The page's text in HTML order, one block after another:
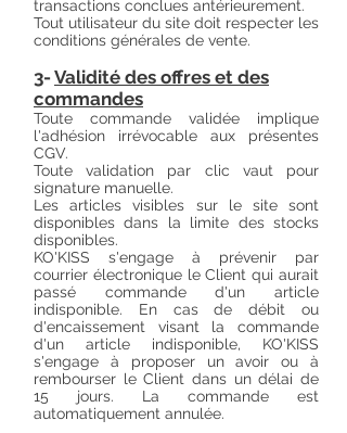
transactions conclues antérieurement.
Tout utilisateur du site doit respecter les
conditions générales de vente.
3-Validité des offres et des
commandes
Toute commande validée implique
l'adhésion irrévocable aux présentes
CGV.
Toute validation par clic vaut pour
signature manuelle.
Les articles visibles sur le site sont
disponibles dans la limite des stocks
disponibles.
KO'KISS s'engage à prévenir par
courrier électronique le Client qui aurait
passé commande d'un article
indisponible. En cas de débit ou
d'encaissement visant la commande
d'un article indisponible, KO'KISS
s'engage à proposer un avoir ou à
rembourser le Client dans un délai de
15 jours. La commande est
automatiquement annulée.